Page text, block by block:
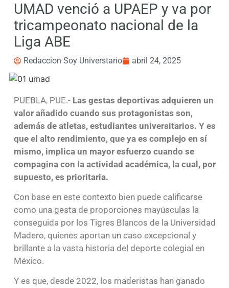
UMAD venció a UPAEP y va por
tricampeonato nacional de la
Liga ABE
Redaccion Soy Universtario abril 24, 2025
PUEBLA, PUE.- Las gestas deportivas adquieren un
valor añadido cuando sus protagonistas son,
además de atletas, estudiantes universitarios. Y es
que el alto rendimiento, que ya es complejo en sí
mismo, implica un mayor esfuerzo cuando se
compagina con la actividad académica, la cual, por
supuesto, es prioritaria.
Con base en este contexto bien puede calificarse
como una gesta de proporciones mayúsculas la
conseguida por los Tigres Blancos de la Universidad
Madero, quienes aportan un caso excepcional y
brillante a la vasta historia del deporte colegial en
México.
Y es que, desde 2022, los maderistas han ganado